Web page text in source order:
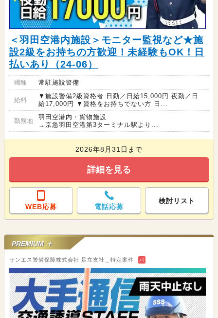
＜羽田空港内施設＞モニター監視など★施
設2級をお持ちの方歓迎！未経験もOK！日
払いあり（24-06）
職種 常駐施設警備
給料
▼施設警備2級資格者 日勤／日給15,000円 夜勤／日
給17,000円 ▼資格をお持ちでない方 日...
勤務地
羽田空港内・貨物施設
→京急羽田空港第3ターミナル駅より...
2026年8月31日まで
詳細を見る
WEB応募 電話応募
検討リスト
PREMIUM ＋
サンエス警備保障株式会社 足立支社＿特定案件 バ